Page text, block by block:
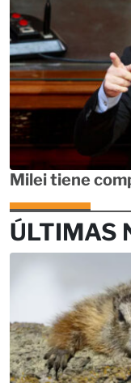
Milei tiene
ÚLTIMAS